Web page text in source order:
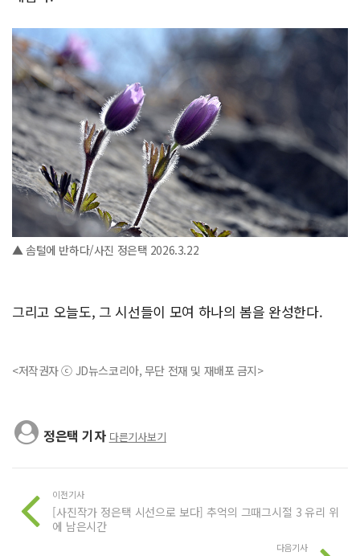
▲ 솜털에 반하다/사진 정은택 2026.3.22
그리고 오늘도, 그 시선들이 모여 하나의 봄을 완성한다.
<저작권자 ⓒ JD뉴스코리아, 무단 전재 및 재배포 금지>
정은택 기자 다른기사보기
이전기사
[사진작가 정은택 시선으로 보다] 추억의 그때그시절 3 유리 위
에 남은시간
다음기사